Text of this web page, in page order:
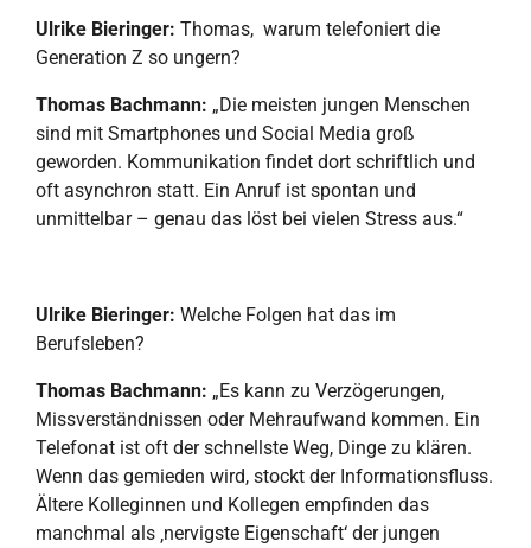
Ulrike Bieringer: Thomas, warum telefoniert die
Generation Z so ungern?
Thomas Bachmann: „Die meisten jungen Menschen
sind mit Smartphones und Social Media groß
geworden. Kommunikation findet dort schriftlich und
oft asynchron statt. Ein Anruf ist spontan und
unmittelbar – genau das löst bei vielen Stress aus.“
Ulrike Bieringer: Welche Folgen hat das im
Berufsleben?
Thomas Bachmann: „Es kann zu Verzögerungen,
Missverständnissen oder Mehraufwand kommen. Ein
Telefonat ist oft der schnellste Weg, Dinge zu klären.
Wenn das gemieden wird, stockt der Informationsfluss.
Ältere Kolleginnen und Kollegen empfinden das
manchmal als ‚nervigste Eigenschaft‘ der jungen